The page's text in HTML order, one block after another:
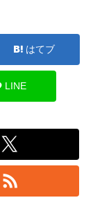
はてブ
LINE